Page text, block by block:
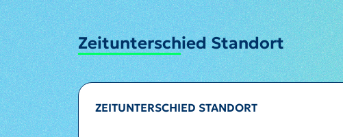
Zeitunterschied Standort
ZEITUNTERSCHIED STANDORT